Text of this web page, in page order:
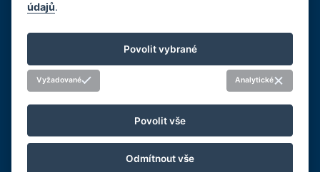
Whistleblowing
Správa předvoleb souborů cookie
Sociální sítě
údajů.
Povolit vybrané
Vyžadované Analytické
Povolit vše
Odmítnout vše